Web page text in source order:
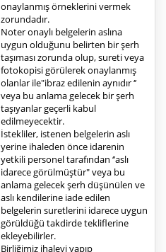
onaylanmış örneklerini vermek
zorundadır.
Noter onaylı belgelerin aslına
uygun olduğunu belirten bir şerh
taşıması zorunda olup, sureti veya
fotokopisi görülerek onaylanmış
olanlar ile"ibraz edilenin aynıdır ‘’
veya bu anlama gelecek bir şerh
taşıyanlar geçerli kabul
edilmeyecektir.
İstekliler, istenen belgelerin aslı
yerine ihaleden önce idarenin
yetkili personel tarafından ‘’aslı
idarece görülmüştür" veya bu
anlama gelecek şerh düşünülen ve
aslı kendilerine iade edilen
belgelerin suretlerini idarece uygun
görüldüğü takdirde tekliflerine
ekleyebilirler.
Birliğimiz ihaleyi yapıp